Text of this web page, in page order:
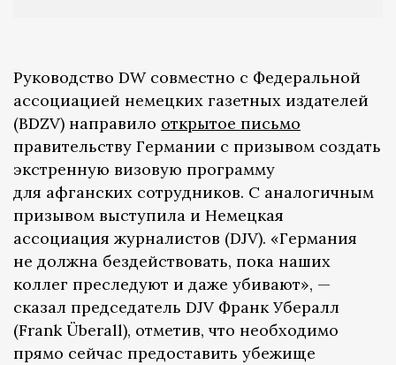
Руководство DW совместно с Федеральной
ассоциацией немецких газетных издателей
(BDZV) направило открытое письмо
правительству Германии с призывом создать
экстренную визовую программу
для афганских сотрудников. С аналогичным
призывом выступила и Немецкая
ассоциация журналистов (DJV). «Германия
не должна бездействовать, пока наших
коллег преследуют и даже убивают», —
сказал председатель DJV Франк Убералл
(Frank Überall), отметив, что необходимо
прямо сейчас предоставить убежище